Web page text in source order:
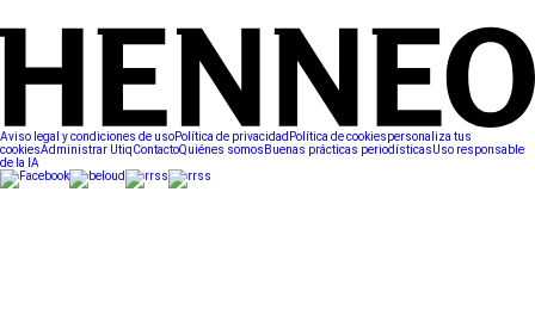
Aviso legal y condiciones de usoPolítica de privacidad Política de cookiespersonaliza tus
cookiesAdministrar UtiqContactoQuiénes somos Buenas prácticas periodísticasUso responsable
de la IA